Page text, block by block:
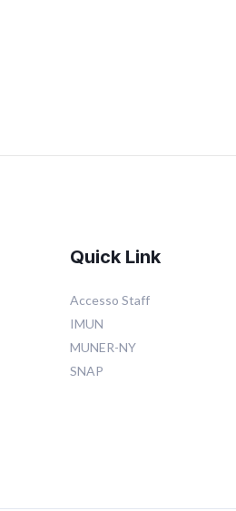
Quick Link
Accesso Staff
IMUN
MUNER-NY
SNAP